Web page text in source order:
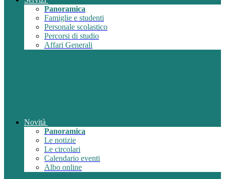
Panoramica
Famiglie e studenti
Personale scolastico
Percorsi di studio
Affari Generali
Novità
Panoramica
Le notizie
Le circolari
Calendario eventi
Albo online